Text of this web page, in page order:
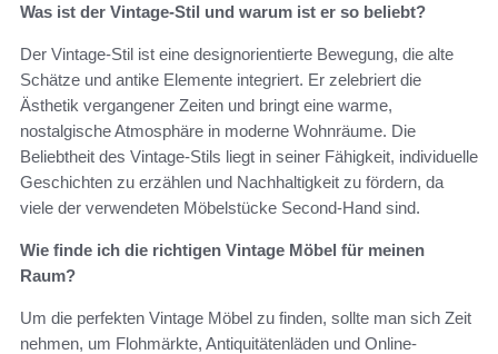
Was ist der Vintage-Stil und warum ist er so beliebt?
Der Vintage-Stil ist eine designorientierte Bewegung, die alte
Schätze und antike Elemente integriert. Er zelebriert die
Ästhetik vergangener Zeiten und bringt eine warme,
nostalgische Atmosphäre in moderne Wohnräume. Die
Beliebtheit des Vintage-Stils liegt in seiner Fähigkeit, individuelle
Geschichten zu erzählen und Nachhaltigkeit zu fördern, da
viele der verwendeten Möbelstücke Second-Hand sind.
Wie finde ich die richtigen Vintage Möbel für meinen
Raum?
Um die perfekten Vintage Möbel zu finden, sollte man sich Zeit
nehmen, um Flohmärkte, Antiquitätenläden und Online-